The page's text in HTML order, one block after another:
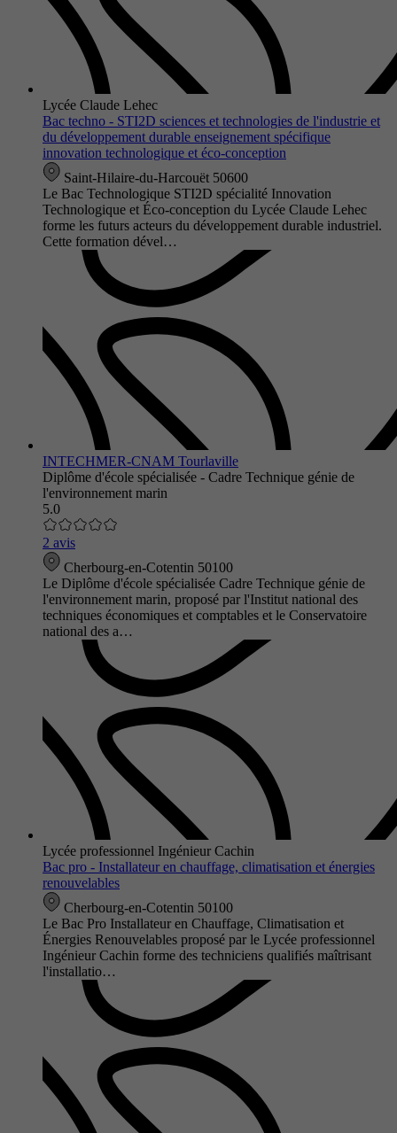
Lycée Claude Lehec
Bac techno - STI2D sciences et technologies de l'industrie et
du développement durable enseignement spécifique
innovation technologique et éco-conception
Saint-Hilaire-du-Harcouët 50600
Le Bac Technologique STI2D spécialité Innovation
Technologique et Éco-conception du Lycée Claude Lehec
forme les futurs acteurs du développement durable industriel.
Cette formation dével…
INTECHMER-CNAM Tourlaville
Diplôme d'école spécialisée - Cadre Technique génie de
l'environnement marin
5.0
2 avis
Cherbourg-en-Cotentin 50100
Le Diplôme d'école spécialisée Cadre Technique génie de
l'environnement marin, proposé par l'Institut national des
techniques économiques et comptables et le Conservatoire
national des a…
Lycée professionnel Ingénieur Cachin
Bac pro - Installateur en chauffage, climatisation et énergies
renouvelables
Cherbourg-en-Cotentin 50100
Le Bac Pro Installateur en Chauffage, Climatisation et
Énergies Renouvelables proposé par le Lycée professionnel
Ingénieur Cachin forme des techniciens qualifiés maîtrisant
l'installatio…